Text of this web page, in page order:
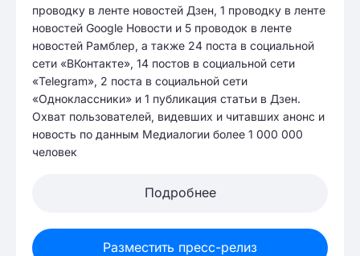
проводку в ленте новостей Дзен, 1 проводку в ленте
новостей Google Новости и 5 проводок в ленте
новостей Рамблер, а также 24 поста в социальной
сети «ВКонтакте», 14 постов в социальной сети
«Telegram», 2 поста в социальной сети
«Одноклассники» и 1 публикация статьи в Дзен.
Охват пользователей, видевших и читавших анонс и
новость по данным Медиалогии более 1 000 000
человек
Подробнее
Разместить пресс-релиз